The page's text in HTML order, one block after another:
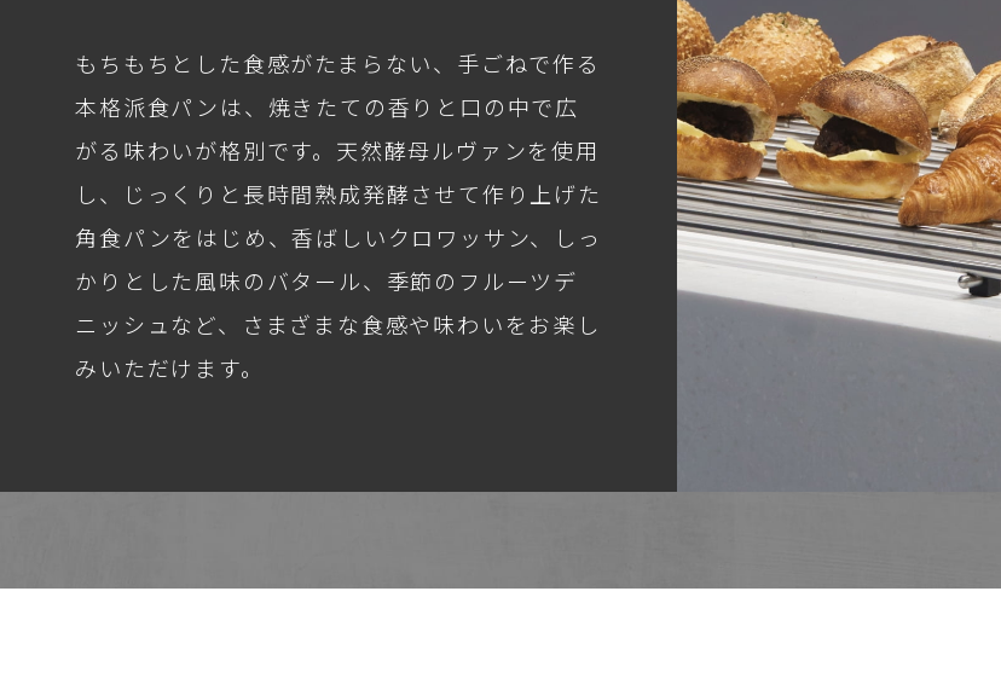
もちもちとした食感がたまらない、手ごねで作る
本格派食パンは、焼きたての香りと口の中で広
がる味わいが格別です。天然酵母ルヴァンを使用
し、じっくりと長時間熟成発酵させて作り上げた
角食パンをはじめ、香ばしいクロワッサン、しっ
かりとした風味のバタール、季節のフルーツデ
ニッシュなど、さまざまな食感や味わいをお楽し
みいただけます。